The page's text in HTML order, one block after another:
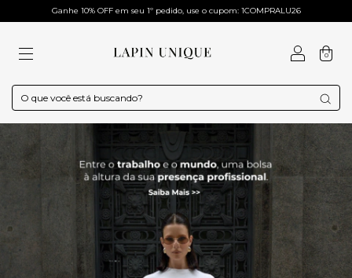
Ganhe 10% OFF em seu 1º pedido, use o cupom: 1COMPRALU26
0